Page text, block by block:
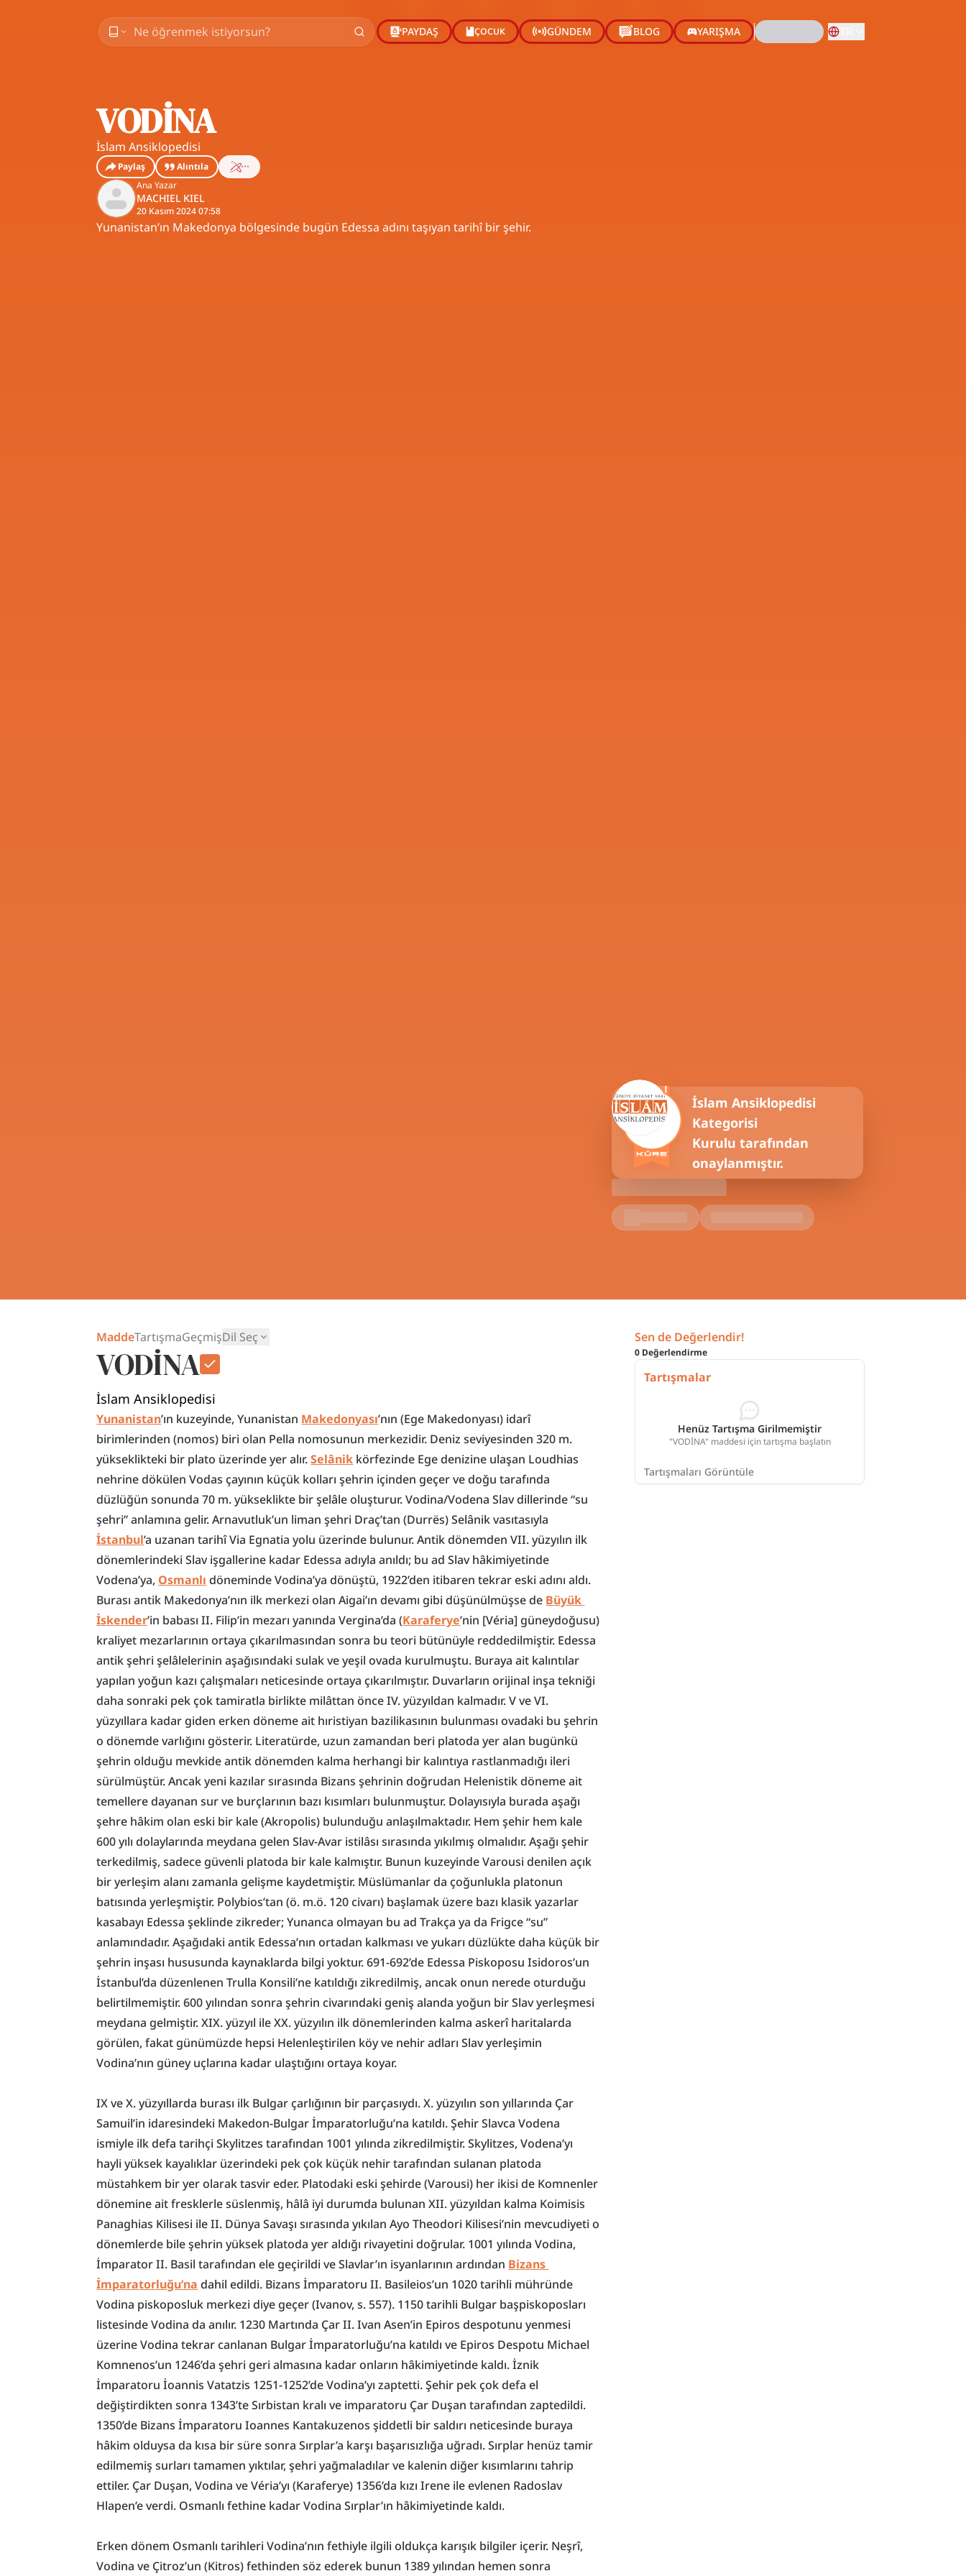
PAYDAŞ ÇOCUK GÜNDEM BLOG YARIŞMA
VODİNA
İslam Ansiklopedisi
Paylaş
Alıntıla
Ana Yazar
MACHIEL KIEL
20 Kasım 2024 07:58
Yunanistan’ın Makedonya bölgesinde bugün Edessa adını taşıyan tarihî bir şehir.
İslam Ansiklopedisi
Kategorisi
Kurulu tarafından
onaylanmıştır.
MaddeTartışmaGeçmişDil Seç
VODİNA
İslam Ansiklopedisi
Yunanistan’ın kuzeyinde, Yunanistan Makedonyası’nın (Ege Makedonyası) idarî
birimlerinden (nomos) biri olan Pella nomosunun merkezidir. Deniz seviyesinden 320 m.
yükseklikteki bir plato üzerinde yer alır. Selânik körfezinde Ege denizine ulaşan Loudhias
nehrine dökülen Vodas çayının küçük kolları şehrin içinden geçer ve doğu tarafında
düzlüğün sonunda 70 m. yükseklikte bir şelâle oluşturur. Vodina/Vodena Slav dillerinde “su
İstanbul’a uzanan tarihî Via Egnatia yolu üzerinde bulunur. Antik dönemden VII. yüzyılın ilk
dönemlerindeki Slav işgallerine kadar Edessa adıyla anıldı; bu ad Slav hâkimiyetinde
Vodena’ya, Osmanlı döneminde Vodina’ya dönüştü, 1922’den itibaren tekrar eski adını aldı.
Burası antik Makedonya’nın ilk merkezi olan Aigai’ın devamı gibi düşünülmüşse de Büyük
İskender’in babası II. Filip’in mezarı yanında Vergina’da (Karaferye’nin [Véria] güneydoğusu)
kraliyet mezarlarının ortaya çıkarılmasından sonra bu teori bütünüyle reddedilmiştir. Edessa
antik şehri şelâlelerinin aşağısındaki sulak ve yeşil ovada kurulmuştu. Buraya ait kalıntılar
yapılan yoğun kazı çalışmaları neticesinde ortaya çıkarılmıştır. Duvarların orijinal inşa tekniği
daha sonraki pek çok tamiratla birlikte milâttan önce IV. yüzyıldan kalmadır. V ve VI.
yüzyıllara kadar giden erken döneme ait hıristiyan bazilikasının bulunması ovadaki bu şehrin
o dönemde varlığını gösterir. Literatürde, uzun zamandan beri platoda yer alan bugünkü
şehrin olduğu mevkide antik dönemden kalma herhangi bir kalıntıya rastlanmadığı ileri
sürülmüştür. Ancak yeni kazılar sırasında Bizans şehrinin doğrudan Helenistik döneme ait
temellere dayanan sur ve burçlarının bazı kısımları bulunmuştur. Dolayısıyla burada aşağı
şehre hâkim olan eski bir kale (Akropolis) bulunduğu anlaşılmaktadır. Hem şehir hem kale
600 yılı dolaylarında meydana gelen Slav-Avar istilâsı sırasında yıkılmış olmalıdır. Aşağı şehir
terkedilmiş, sadece güvenli platoda bir kale kalmıştır. Bunun kuzeyinde Varousi denilen açık
bir yerleşim alanı zamanla gelişme kaydetmiştir. Müslümanlar da çoğunlukla platonun
batısında yerleşmiştir. Polybios’tan (ö. m.ö. 120 civarı) başlamak üzere bazı klasik yazarlar
kasabayı Edessa şeklinde zikreder; Yunanca olmayan bu ad Trakça ya da Frigce “su”
anlamındadır. Aşağıdaki antik Edessa’nın ortadan kalkması ve yukarı düzlükte daha küçük bir
şehrin inşası hususunda kaynaklarda bilgi yoktur. 691-692’de Edessa Piskoposu Isidoros’un
İstanbul’da düzenlenen Trulla Konsili’ne katıldığı zikredilmiş, ancak onun nerede oturduğu
belirtilmemiştir. 600 yılından sonra şehrin civarındaki geniş alanda yoğun bir Slav yerleşmesi
meydana gelmiştir. XIX. yüzyıl ile XX. yüzyılın ilk dönemlerinden kalma askerî haritalarda
görülen, fakat günümüzde hepsi Helenleştirilen köy ve nehir adları Slav yerleşimin
Vodina’nın güney uçlarına kadar ulaştığını ortaya koyar.
IX ve X. yüzyıllarda burası ilk Bulgar çarlığının bir parçasıydı. X. yüzyılın son yıllarında Çar
Samuil’in idaresindeki Makedon-Bulgar İmparatorluğu’na katıldı. Şehir Slavca Vodena
ismiyle ilk defa tarihçi Skylitzes tarafından 1001 yılında zikredilmiştir. Skylitzes, Vodena’yı
hayli yüksek kayalıklar üzerindeki pek çok küçük nehir tarafından sulanan platoda
müstahkem bir yer olarak tasvir eder. Platodaki eski şehirde (Varousi) her ikisi de Komnenler
dönemine ait fresklerle süslenmiş, hâlâ iyi durumda bulunan XII. yüzyıldan kalma Koimisis
Panaghias Kilisesi ile II. Dünya Savaşı sırasında yıkılan Ayo Theodori Kilisesi’nin mevcudiyeti o
dönemlerde bile şehrin yüksek platoda yer aldığı rivayetini doğrular. 1001 yılında Vodina,
İmparator II. Basil tarafından ele geçirildi ve Slavlar’ın isyanlarının ardından Bizans
İmparatorluğu’na dahil edildi. Bizans İmparatoru II. Basileios’un 1020 tarihli mühründe
Vodina piskoposluk merkezi diye geçer (Ivanov, s. 557). 1150 tarihli Bulgar başpiskoposları
listesinde Vodina da anılır. 1230 Martında Çar II. Ivan Asen’in Epiros despotunu yenmesi
üzerine Vodina tekrar canlanan Bulgar İmparatorluğu’na katıldı ve Epiros Despotu Michael
Komnenos’un 1246’da şehri geri almasına kadar onların hâkimiyetinde kaldı. İznik
İmparatoru İoannis Vatatzis 1251-1252’de Vodina’yı zaptetti. Şehir pek çok defa el
değiştirdikten sonra 1343’te Sırbistan kralı ve imparatoru Çar Duşan tarafından zaptedildi.
1350’de Bizans İmparatoru Ioannes Kantakuzenos şiddetli bir saldırı neticesinde buraya
hâkim olduysa da kısa bir süre sonra Sırplar’a karşı başarısızlığa uğradı. Sırplar henüz tamir
edilmemiş surları tamamen yıktılar, şehri yağmaladılar ve kalenin diğer kısımlarını tahrip
ettiler. Çar Duşan, Vodina ve Véria’yı (Karaferye) 1356’da kızı Irene ile evlenen Radoslav
Hlapen’e verdi. Osmanlı fethine kadar Vodina Sırplar’ın hâkimiyetinde kaldı.
Erken dönem Osmanlı tarihleri Vodina’nın fethiyle ilgili oldukça karışık bilgiler içerir. Neşrî,
Vodina ve Çitroz’un (Kitros) fethinden söz ederek bunun 1389 yılından hemen sonra
Sen de Değerlendir!
0 Değerlendirme
Tartışmalar
Henüz Tartışma Girilmemiştir
"VODİNA" maddesi için tartışma başlatın
Tartışmaları Görüntüle